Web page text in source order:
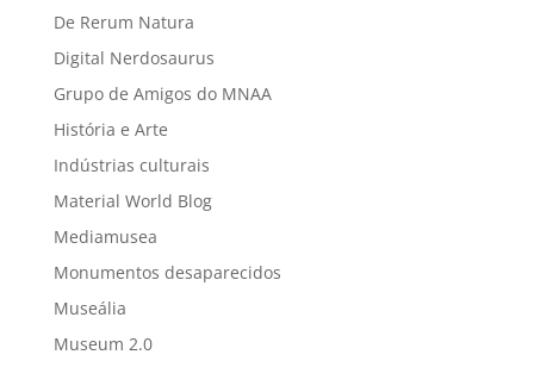
De Rerum Natura
Digital Nerdosaurus
Grupo de Amigos do MNAA
História e Arte
Indústrias culturais
Material World Blog
Mediamusea
Monumentos desaparecidos
Museália
Museum 2.0